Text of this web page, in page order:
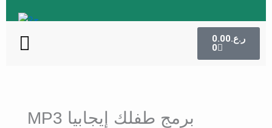
to
contentMenu ر.ع.0.00
0
Cart
MP3 برمج طفلك إيجابيا